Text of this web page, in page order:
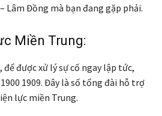
Lâm Đồng mà bạn đang gặp phải.
Miền Trung:
được xử lý sự cố ngay lập tức,
1909. Đây là số tổng đài hỗ trợ
lực miền Trung.